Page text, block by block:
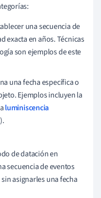
una secuencia de
exacta en años. Técnicas
son ejemplos de este
una fecha específica o
Ejemplos incluyen la
luminiscencia
de datación en
secuencia de eventos
asignarles una fecha